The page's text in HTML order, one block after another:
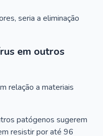
seria a eliminação
em outros
relação a materiais
patógenos sugerem
resistir por até 96